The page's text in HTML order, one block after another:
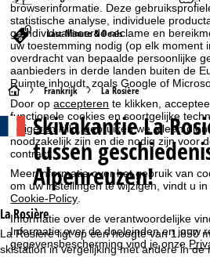
browserinformatie. Deze
statistische analyse, individuele
geïndividualiseerde reclame en
uw toestemming nodig (op elk moment
overdracht van bepaalde persoonlijke
aanbieders in derde landen buiten de
Ruimte inhoudt, zoals Google of
Door opaccepteren te klikken,
functionele cookies en soortgelijke
weigeren klikt, gebruiken we alleen
noodzakelijk zijn en die nodig zijn voor
contract.
Meer informatie over het gebruik van
om uw instellingen te wijzigen, vindt u
Cookie-Policy
Informatie over de verantwoordelijke
Informatie over de doeleinden en jouw
gegevensbescherming vind je onze
Last-Minute & Deals
S
t
a
r
t
p
Frankrijk La Rosière
SkivakantieLa
tussen
Alpenreuzen!
La Rosière
La Rosière ligt op een hoogte van 1.850
skistation in vergelijking met andere in de